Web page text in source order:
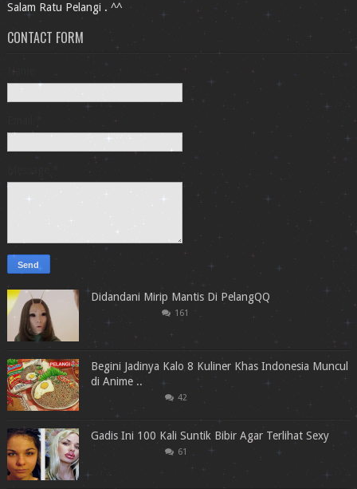
Salam Ratu Pelangi . ^^
CONTACT FORM
Name
Didandani Mirip Mantis Di PelangQQ
161
Begini Jadinya Kalo 8 Kuliner Khas Indonesia Muncul
di Anime ..
42
Gadis Ini 100 Kali Suntik Bibir Agar Terlihat Sexy
61